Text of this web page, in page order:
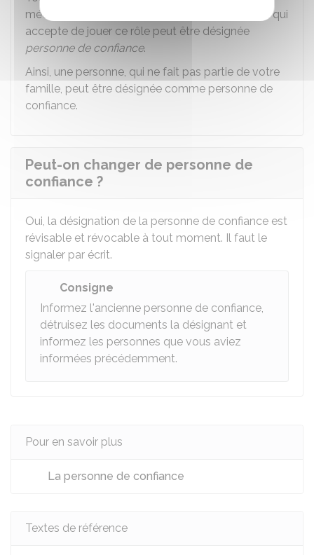
médecin traitant) en qui vous avez confiance et qui
accepte de jouer ce rôle peut être désignée
personne de confiance.
Ainsi, une personne, qui ne fait pas partie de votre
famille, peut être désignée comme personne de
confiance.
Peut-on changer de personne de
confiance ?
Oui, la désignation de la personne de confiance est
révisable et révocable à tout moment. Il faut le
signaler par écrit.
Consigne
Informez l'ancienne personne de confiance,
détruisez les documents la désignant et
informez les personnes que vous aviez
informées précédemment.
Pour en savoir plus
La personne de confiance
Textes de référence